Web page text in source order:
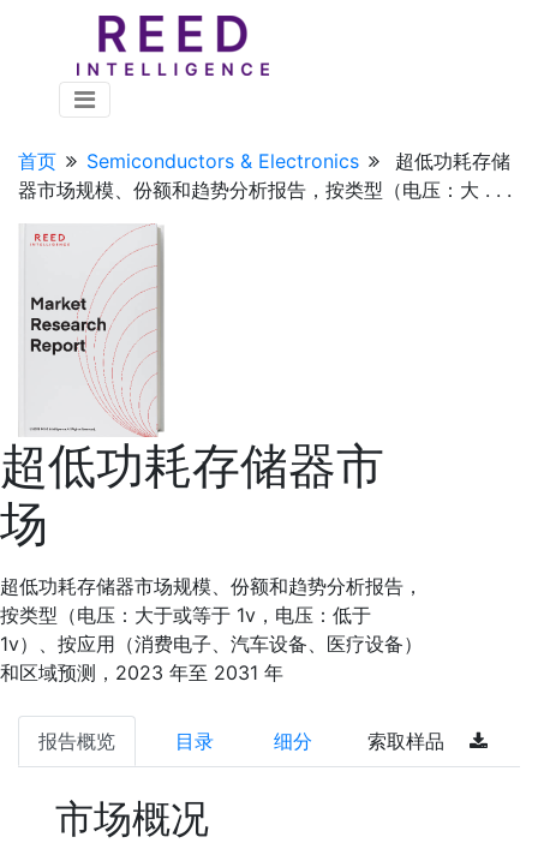
首页 Semiconductors & Electronics
超低功耗存储
器市场规模、份额和趋势分析报告，按类型（电压：大 . . .
超低功耗存储器市
场
超低功耗存储器市场规模、份额和趋势分析报告，
按类型（电压：大于或等于 1v，电压：低于
1v）、按应用（消费电子、汽车设备、医疗设备）
和区域预测，2023 年至 2031 年
报告概览 目录 细分 索取样品
市场概况